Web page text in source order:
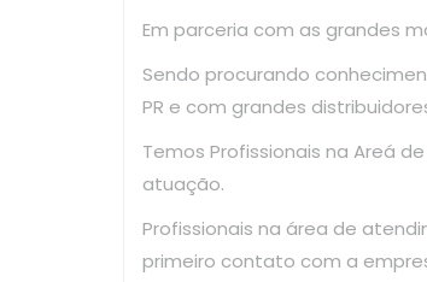
Em parceria com as grandes
Sendo procurando
PR e com grandes
Temos Profissionais na Areá
atuação.
Profissionais na área de
primeiro contato com a